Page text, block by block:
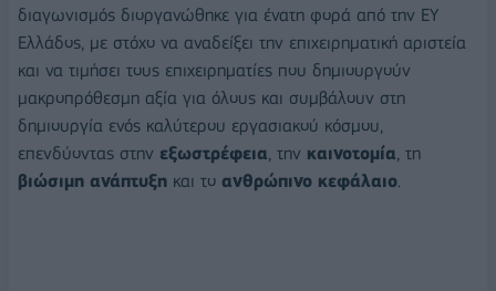
διαγωνισμός διοργανώθηκε για ένατη φορά από την EY
Ελλάδος, με στόχο να αναδείξει την επιχειρηματική αριστεία
και να τιμήσει τους επιχειρηματίες που δημιουργούν
μακροπρόθεσμη αξία για όλους και συμβάλουν στη
δημιουργία ενός καλύτερου εργασιακού κόσμου,
επενδύοντας στην εξωστρέφεια, την καινοτομία, τη
βιώσιμη ανάπτυξη και το ανθρώπινο κεφάλαιο.